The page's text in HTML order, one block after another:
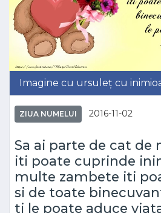
Imagine cu ursuleț cu
ZIUA NUMELUI 2016-11-02
Sa ai parte de cat de
iti poate cuprinde
multe zambete iti
si de toate
ti le poate aduce